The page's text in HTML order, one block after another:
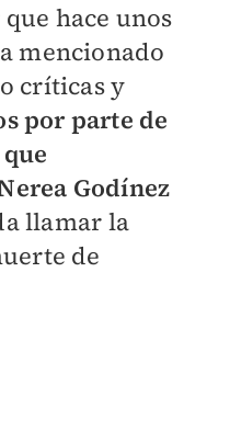
hace unos
mencionado
críticas y
por parte de
Godínez
llamar la
de